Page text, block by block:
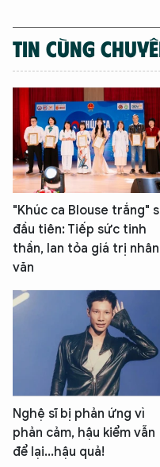
TIN CÙNG
"Khúc ca Blouse trắng"
đầu tiên: Tiếp sức tinh
thần, lan tỏa giá trị nhân
văn
Nghệ sĩ bị phản ứng vì
phản cảm, hậu kiểm vẫn
để lại...hậu quả!